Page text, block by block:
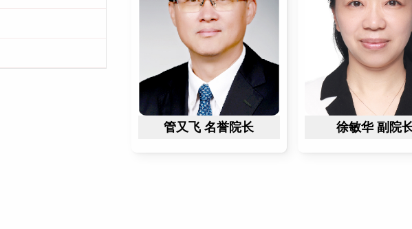
管又飞 名誉院长 徐敏华 副院